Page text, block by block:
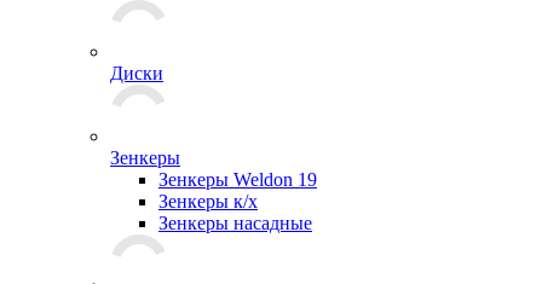
Диски
Зенкеры
Зенкеры Weldon 19
Зенкеры к/х
Зенкеры насадные